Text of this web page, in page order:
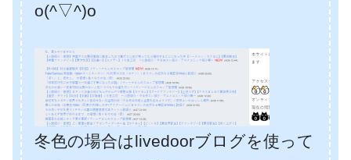
o(^▽^)o
冬色の場合はlivedoorブログを使って